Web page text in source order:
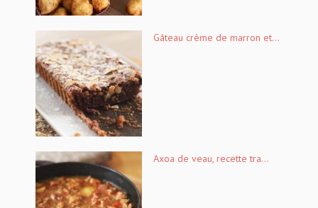
Gâteau crème de marron et...
Axoa de veau, recette tra...